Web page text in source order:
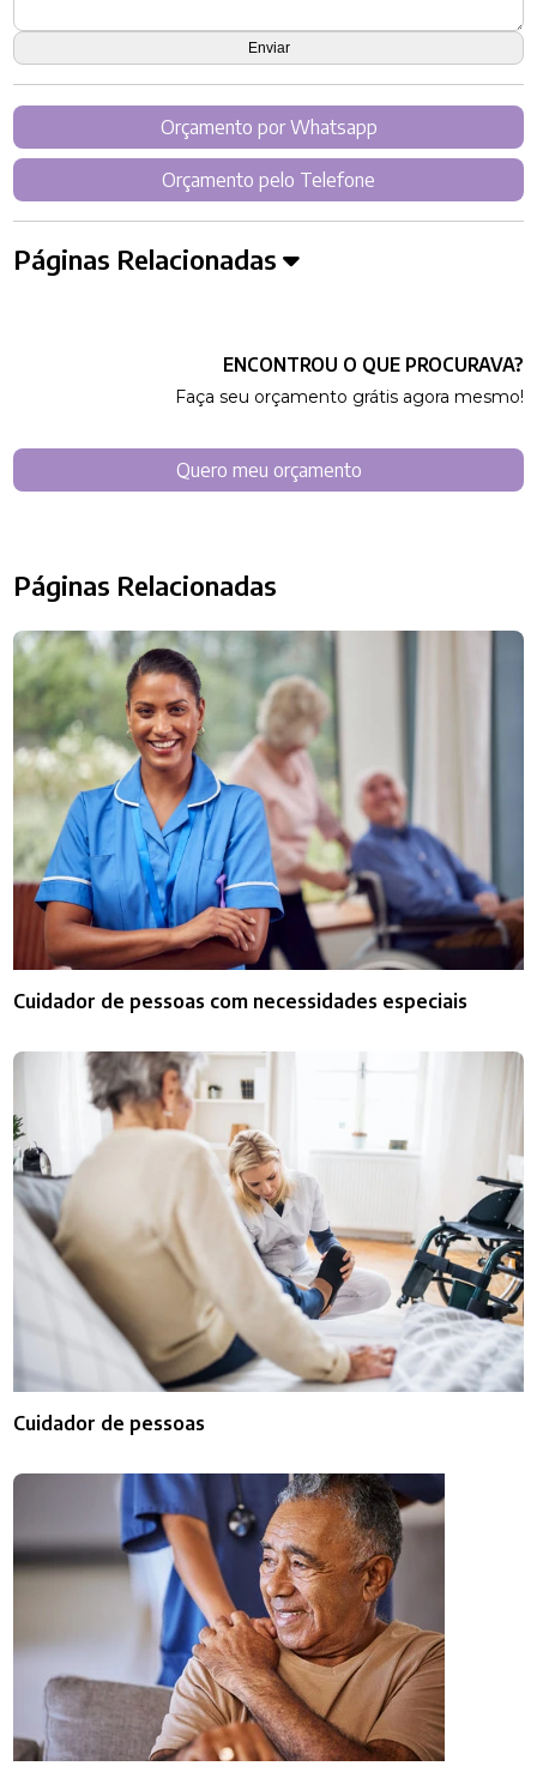
Orçamento por Whatsapp
Orçamento pelo Telefone
Páginas Relacionadas
ENCONTROU O QUE PROCURAVA?
Faça seu orçamento grátis agora mesmo!
Quero meu orçamento
Páginas Relacionadas
Cuidador de pessoas com necessidades especiais
Cuidador de pessoas